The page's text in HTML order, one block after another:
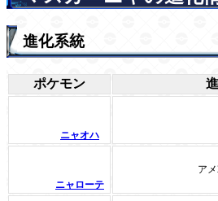
進化系統
ポケモン
ニャオハ
ニャローテ
ア